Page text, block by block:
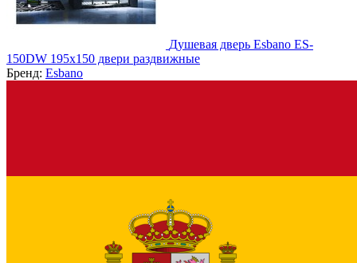
Душевая дверь Esbano ES-
150DW 195х150 двери раздвижные
Бренд: Esbano